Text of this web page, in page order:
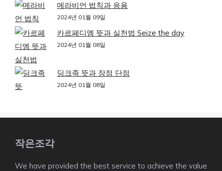
메라비언 법칙과 응용
2024년 01월 09일
카르페디엠 뜻과 실천법 Seize the day
2024년 01월 08일
딩크족 뜻과 장점 단점
2024년 01월 08일
작은조각
We have provided the best service to achieve the value